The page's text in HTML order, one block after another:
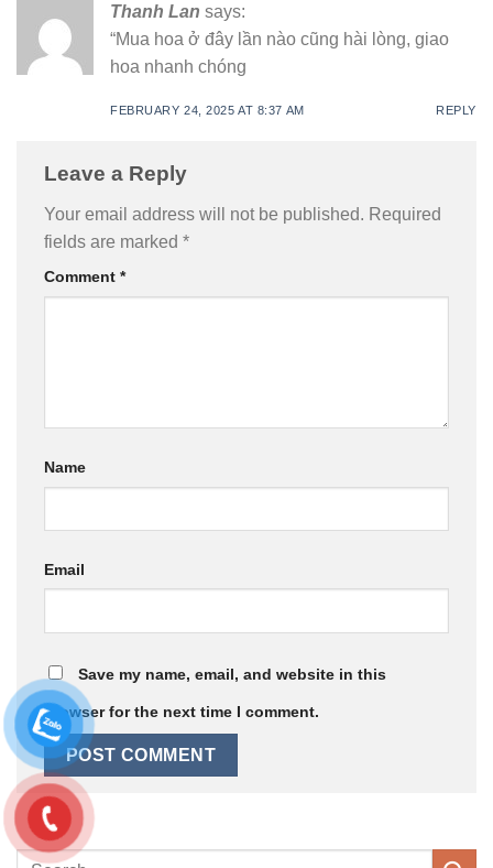
Thanh Lan says:
“Mua hoa ở đây lần nào cũng hài lòng, giao
hoa nhanh chóng
FEBRUARY 24, 2025 AT 8:37 AM REPLY
Leave a Reply
Your email address will not be published. Required
fields are marked *
Comment *
Name
Email
Save my name, email, and website in this
browser for the next time I comment.